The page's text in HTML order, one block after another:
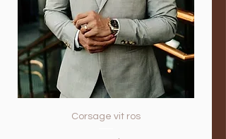
Corsage vit ros